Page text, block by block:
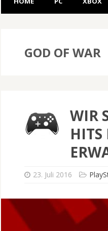
GOD OF WAR
WIR
23. Juli 2016